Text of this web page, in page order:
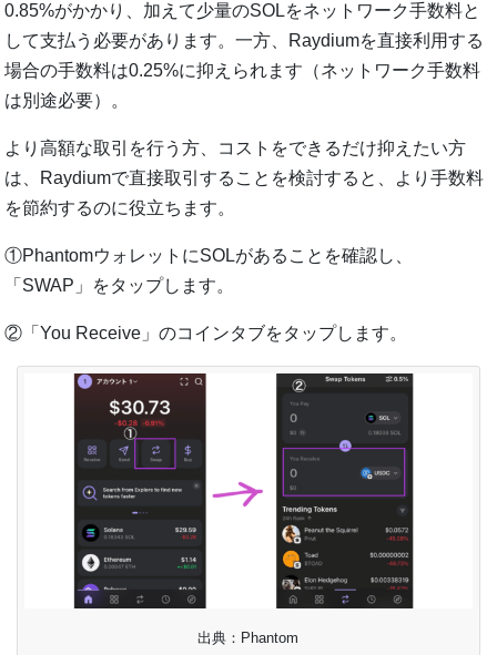
0.85%がかかり、加えて少量のSOLをネットワーク手数料と
して支払う必要があります。一方、Raydiumを直接利用する
場合の手数料は0.25%に抑えられます（ネットワーク手数料
は別途必要）。
より高額な取引を行う方、コストをできるだけ抑えたい方
は、Raydiumで直接取引することを検討すると、より手数料
を節約するのに役立ちます。
①PhantomウォレットにSOLがあることを確認し、
「SWAP」をタップします。
②「You Receive」のコインタブをタップします。
出典：Phantom